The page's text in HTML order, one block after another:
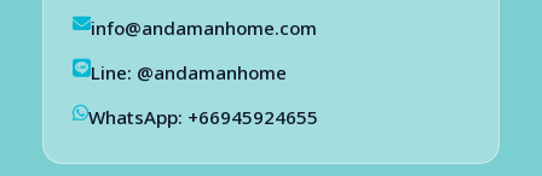
info@andamanhome.com
Line: @andamanhome
WhatsApp: +66945924655